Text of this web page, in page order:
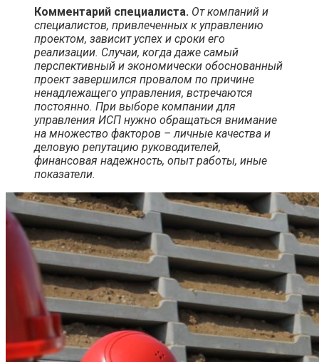
Комментарий специалиста. От компаний и
специалистов, привлеченных к управлению
проектом, зависит успех и сроки его
реализации. Случаи, когда даже самый
перспективный и экономически обоснованный
проект завершился провалом по причине
ненадлежащего управления, встречаются
постоянно. При выборе компании для
управления ИСП нужно обращаться внимание
на множество факторов – личные качества и
деловую репутацию руководителей,
финансовая надежность, опыт работы, иные
показатели.